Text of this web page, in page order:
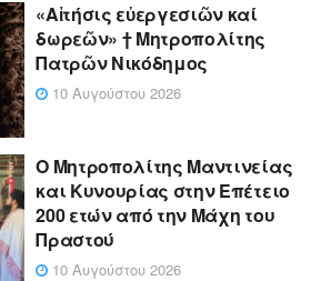
«Αἰτήσις εὐεργεσιῶν καί
δωρεῶν» † Μητροπολίτης
Πατρῶν Νικόδημος
10 Αυγούστου 2026
Ο Μητροπολίτης Μαντινείας
και Κυνουρίας στην Επέτειο
200 ετών από την Μάχη του
Πραστού
10 Αυγούστου 2026